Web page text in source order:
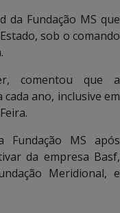
da Fundação MS que
sob o comando
comentou que a
ano, inclusive em
Fundação MS após
da empresa Basf,
Meridional, e